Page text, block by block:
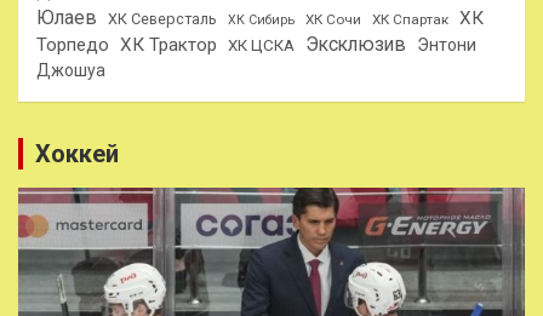
Юлаев
ХК Северсталь ХК Сибирь ХК Сочи ХК Спартак
ХК
Торпедо ХК Трактор ХК ЦСКА Эксклюзив
Энтони
Джошуа
Хоккей